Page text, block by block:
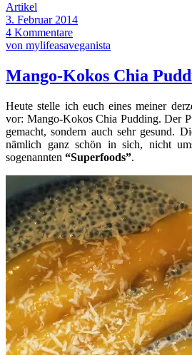
Artikel
3. Februar 2014
4 Kommentare
von mylifeasaveganista
Mango-Kokos Chia
Heute stelle ich euch eines meiner
vor: Mango-Kokos Chia Pudding. Der
gemacht, sondern auch sehr gesund.
nämlich ganz schön in sich, nicht
sogenannten “Superfoods”.